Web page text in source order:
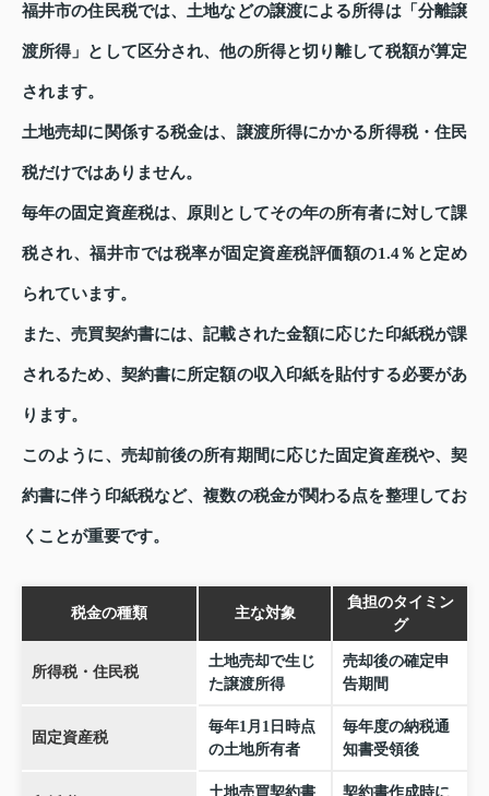
福井市の住民税では、土地などの譲渡による所得は「分離譲
渡所得」として区分され、他の所得と切り離して税額が算定
されます。
土地売却に関係する税金は、譲渡所得にかかる所得税・住民
税だけではありません。
毎年の固定資産税は、原則としてその年の所有者に対して課
税され、福井市では税率が固定資産税評価額の1.4％と定め
られています。
また、売買契約書には、記載された金額に応じた印紙税が課
されるため、契約書に所定額の収入印紙を貼付する必要があ
ります。
このように、売却前後の所有期間に応じた固定資産税や、契
約書に伴う印紙税など、複数の税金が関わる点を整理してお
くことが重要です。
税金の種類 主な対象
負担のタイミン
グ
所得税・住民税
土地売却で生じ
た譲渡所得
売却後の確定申
告期間
固定資産税
毎年1月1日時点
の土地所有者
毎年度の納税通
知書受領後
土地売買契約書 契約書作成時に